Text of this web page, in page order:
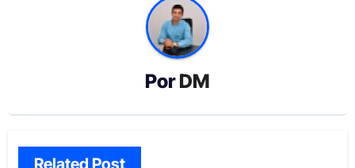
PorDM
Related Post